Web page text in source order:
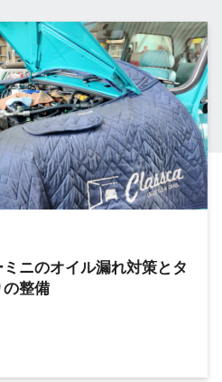
ミニのオイル漏れ対策とタ
整備
ミニのラジアスアームをオ
世代へ引き継ぐ。Classca
試み。乗る楽しさが、新
能性